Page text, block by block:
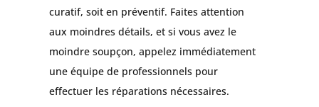
curatif, soit en préventif. Faites attention
aux moindres détails, et si vous avez le
moindre soupçon, appelez immédiatement
une équipe de professionnels pour
effectuer les réparations nécessaires.